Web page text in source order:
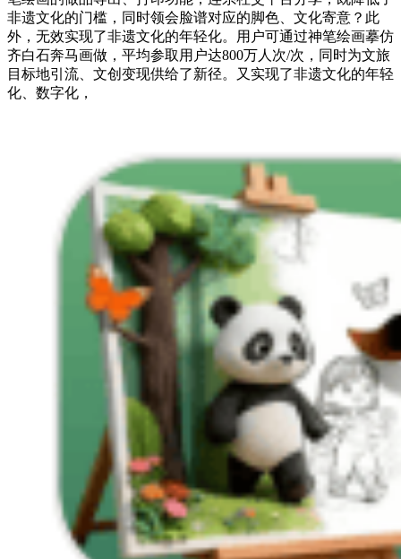
非遗文化的门槛，同时领会脸谱对应的脚色、文化寄意？此
外，无效实现了非遗文化的年轻化。用户可通过神笔绘画摹仿
齐白石奔马画做，平均参取用户达800万人次/次，同时为文旅
目标地引流、文创变现供给了新径。又实现了非遗文化的年轻
化、数字化，